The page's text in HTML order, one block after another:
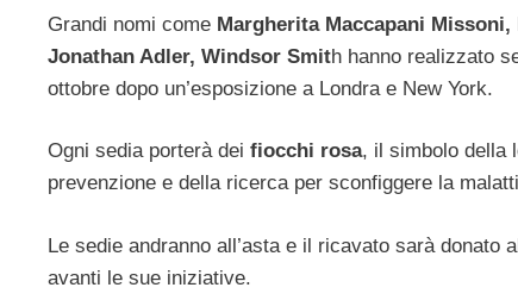
Grandi nomi come Margherita Maccapani
Jonathan Adler, Windsor Smith hanno realizzato
ottobre dopo un’esposizione a Londra e New York.
Ogni sedia porterà dei fiocchi rosa, il simbolo della
prevenzione e della ricerca per sconfiggere la
Le sedie andranno all’asta e il ricavato sarà donato
avanti le sue iniziative.